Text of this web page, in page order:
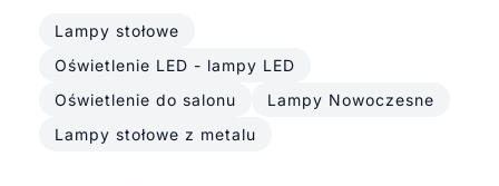
Lampy stołowe
Oświetlenie LED - lampy LED
Oświetlenie do salonu
Lampy Nowoczesne
Lampy stołowe z metalu